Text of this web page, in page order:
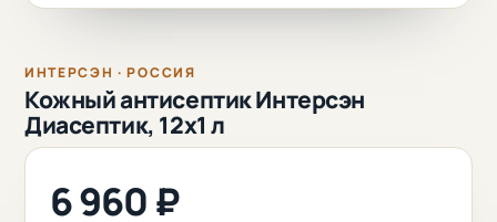
ИНТЕРСЭН · РОССИЯ
Кожный антисептик Интерсэн
Диасептик, 12х1 л
6 960 ₽